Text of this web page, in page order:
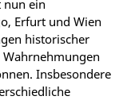
nun ein
Erfurt und Wien
historischer
Insbesondere